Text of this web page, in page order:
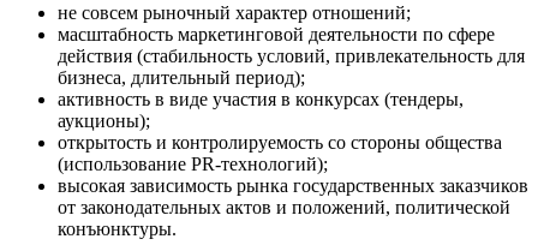
не совсем рыночный характер отношений;
масштабность маркетинговой деятельности по сфере
действия (стабильность условий, привлекательность для
бизнеса, длительный период);
активность в виде участия в конкурсах (тендеры,
аукционы);
открытость и контролируемость со стороны общества
(использование PR-технологий);
высокая зависимость рынка государственных заказчиков
от законодательных актов и положений, политической
конъюнктуры.